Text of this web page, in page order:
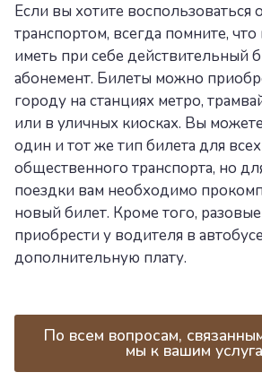
Если вы хотите
транспортом, всегда помните,
иметь при себе действительный
абонемент. Билеты можно
городу на станциях метро,
или в уличных киосках. Вы
один и тот же тип билета для
общественного транспорта, но
поездки вам необходимо
новый билет. Кроме того,
приобрести у водителя в
дополнительную плату.
По всем вопросам,
мы к вашим